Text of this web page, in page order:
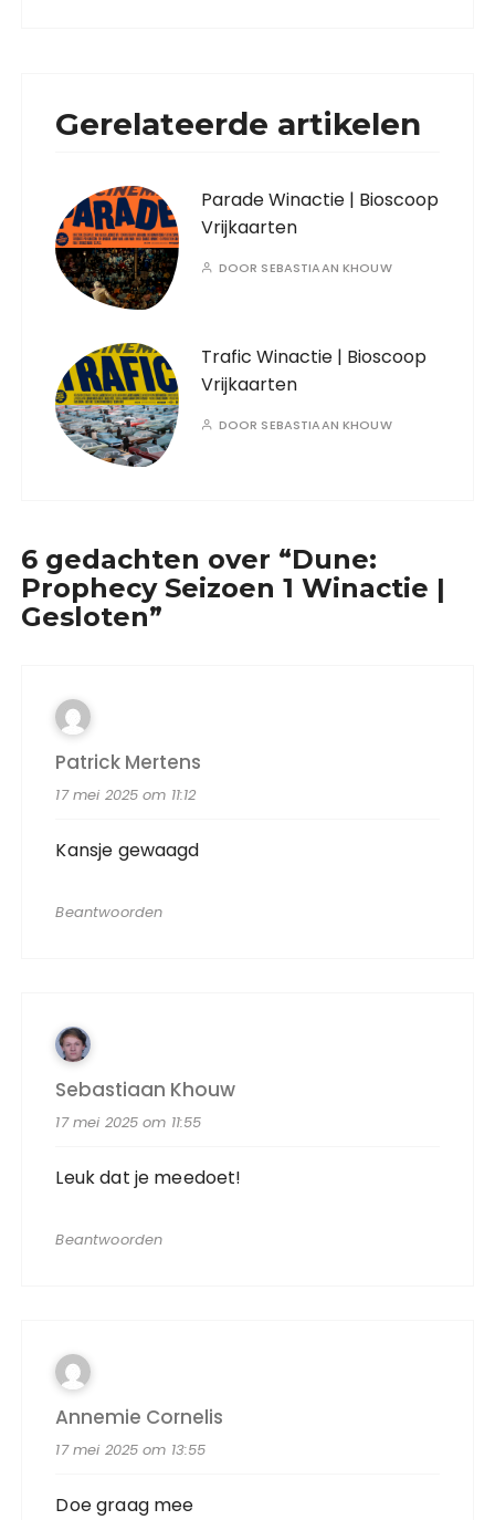
Gerelateerde artikelen
Parade Winactie | Bioscoop
Vrijkaarten
DOOR SEBASTIAAN KHOUW
Trafic Winactie | Bioscoop
Vrijkaarten
DOOR SEBASTIAAN KHOUW
6 gedachten over “Dune:
Prophecy Seizoen 1 Winactie |
Gesloten”
Patrick Mertens
17 mei 2025 om 11:12
Kansje gewaagd
Beantwoorden
Sebastiaan Khouw
17 mei 2025 om 11:55
Leuk dat je meedoet!
Beantwoorden
Annemie Cornelis
17 mei 2025 om 13:55
Doe graag mee